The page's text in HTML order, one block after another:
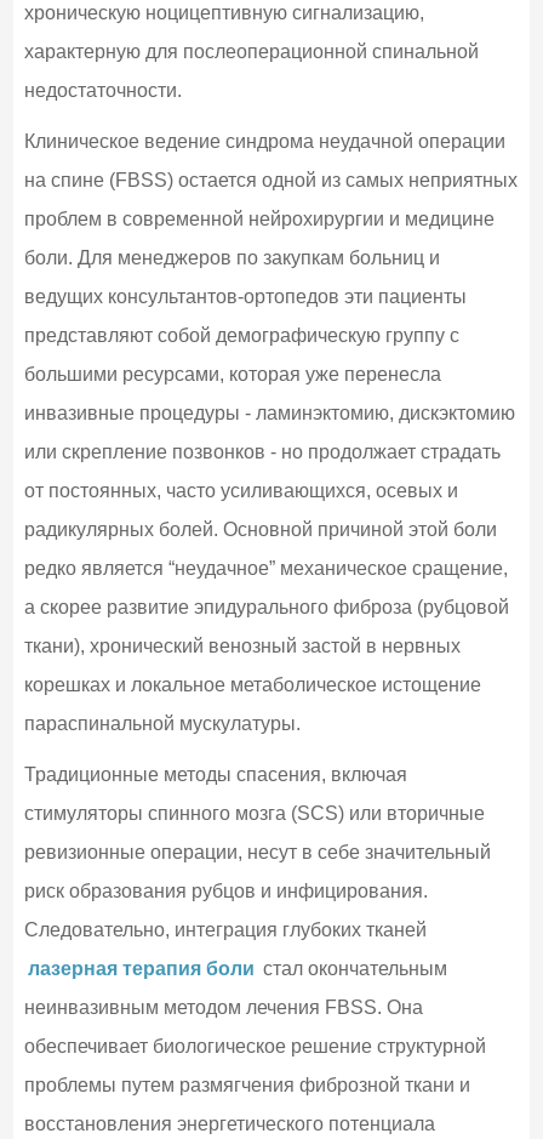
хроническую ноцицептивную сигнализацию,
характерную для послеоперационной спинальной
недостаточности.
Клиническое ведение синдрома неудачной операции
на спине (FBSS) остается одной из самых неприятных
проблем в современной нейрохирургии и медицине
боли. Для менеджеров по закупкам больниц и
ведущих консультантов-ортопедов эти пациенты
представляют собой демографическую группу с
большими ресурсами, которая уже перенесла
инвазивные процедуры - ламинэктомию, дискэктомию
или скрепление позвонков - но продолжает страдать
от постоянных, часто усиливающихся, осевых и
радикулярных болей. Основной причиной этой боли
редко является “неудачное” механическое сращение,
а скорее развитие эпидурального фиброза (рубцовой
ткани), хронический венозный застой в нервных
корешках и локальное метаболическое истощение
параспинальной мускулатуры.
Традиционные методы спасения, включая
стимуляторы спинного мозга (SCS) или вторичные
ревизионные операции, несут в себе значительный
риск образования рубцов и инфицирования.
Следовательно, интеграция глубоких тканей
лазерная терапия боли стал окончательным
неинвазивным методом лечения FBSS. Она
обеспечивает биологическое решение структурной
проблемы путем размягчения фиброзной ткани и
восстановления энергетического потенциала